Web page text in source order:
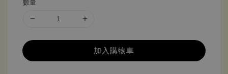
數量
加入購物車